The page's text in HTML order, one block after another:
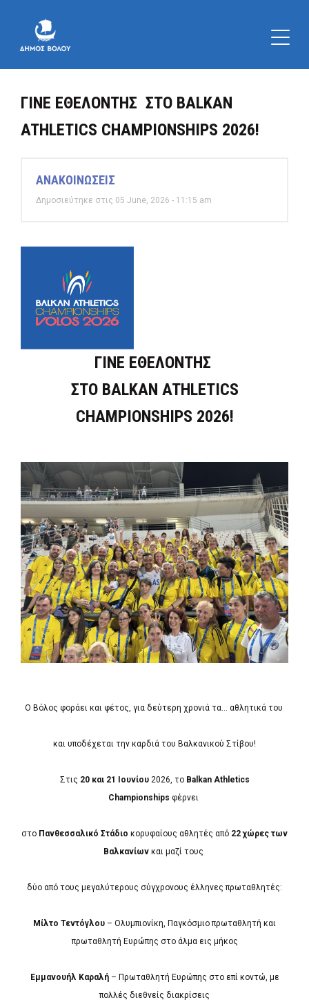
ΓΙΝΕ ΕΘΕΛΟΝΤΗΣ ΣΤΟ BALKAN
ATHLETICS CHAMPIONSHIPS 2026!
ΑΝΑΚΟΙΝΩΣΕΙΣ
Δημοσιεύτηκε στις 05 June, 2026 - 11:15 am
ΓΙΝΕ ΕΘΕΛΟΝΤΗΣ
ΣΤΟ BALKAN ATHLETICS
CHAMPIONSHIPS 2026!
Ο Βόλος φοράει και φέτος, για δεύτερη χρονιά τα... αθλητικά του
και υποδέχεται την καρδιά του Βαλκανικού Στίβου!
Στις 20 και 21 Ιουνίου2026, το Balkan Athletics
Championships φέρνει
στο Πανθεσσαλικό Στάδιο κορυφαίους αθλητές από 22 χώρες των
Βαλκανίων και μαζί τους
δύο από τους μεγαλύτερους σύγχρονους έλληνες πρωταθλητές:
Μίλτο Τεντόγλου – Ολυμπιονίκη, Παγκόσμιο πρωταθλητή και
πρωταθλητή Ευρώπης στο άλμα εις μήκος
Εμμανουήλ Καραλή– Πρωταθλητή Ευρώπης στο επί κοντώ, με
πολλές διεθνείς διακρίσεις